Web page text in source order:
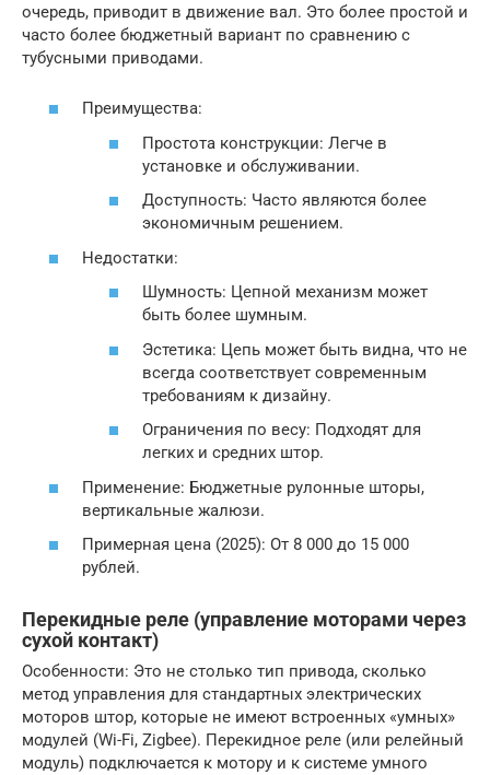
очередь, приводит в движение вал. Это более простой и
часто более бюджетный вариант по сравнению с
тубусными приводами.
Преимущества:
Простота конструкции: Легче в
установке и обслуживании.
Доступность: Часто являются более
экономичным решением.
Недостатки:
Шумность: Цепной механизм может
быть более шумным.
Эстетика: Цепь может быть видна, что не
всегда соответствует современным
требованиям к дизайну.
Ограничения по весу: Подходят для
легких и средних штор.
Применение: Бюджетные рулонные шторы,
вертикальные жалюзи.
Примерная цена (2025): От 8 000 до 15 000
рублей.
Перекидные реле (управление моторами через
сухой контакт)
Особенности: Это не столько тип привода, сколько
метод управления для стандартных электрических
моторов штор, которые не имеют встроенных «умных»
модулей (Wi-Fi, Zigbee). Перекидное реле (или релейный
модуль) подключается к мотору и к системе умного